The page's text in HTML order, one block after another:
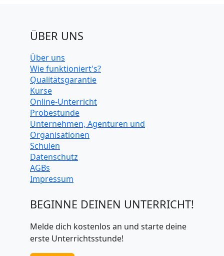
ÜBER UNS
Über uns
Wie funktioniert's?
Qualitätsgarantie
Kurse
Online-Unterricht
Probestunde
Unternehmen, Agenturen und
Organisationen
Schulen
Datenschutz
AGBs
Impressum
BEGINNE DEINEN UNTERRICHT!
Melde dich kostenlos an und starte deine
erste Unterrichtsstunde!